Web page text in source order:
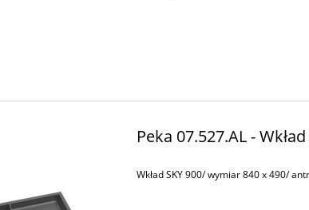
Peka 07.527.AL -
Wkład SKY 900/ wymiar 840 x 490/